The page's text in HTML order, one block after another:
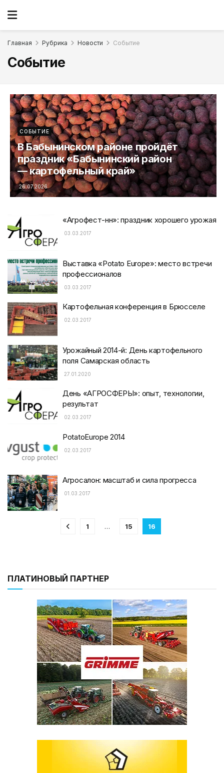
Главная Рубрика Новости Событие
Событие
СОБЫТИЕ
В Бабынинском районе пройдёт
праздник «Бабынинский район
— картофельный край»
26.07.2026
«Агрофест-нн»: праздник хорошего урожая
03.03.2017
Выставка «Potato Europe»: место встречи
профессионалов
03.03.2017
Картофельная конференция в Брюсселе
02.03.2017
Урожайный 2014-й: День картофельного
поля Самарская область
27.01.2020
День «АГРОСФЕРЫ»: опыт, технологии,
результат
02.03.2017
PotatoEurope 2014
02.03.2017
Агросалон: масштаб и сила прогресса
01.03.2017
1 … 15 16
ПЛАТИНОВЫЙ ПАРТНЕР